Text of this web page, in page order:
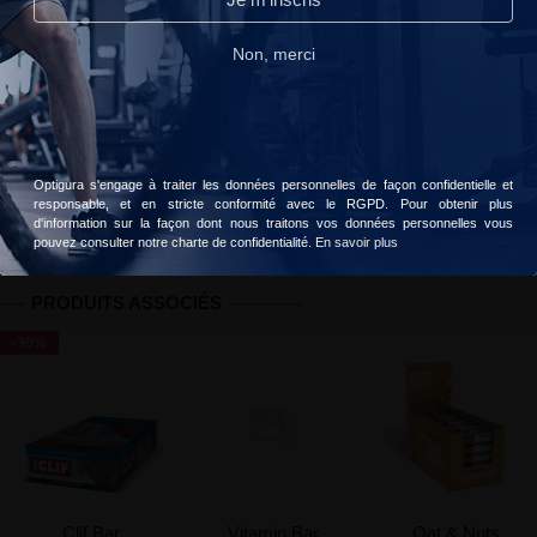
Livraison gratuite dès 49 € d'achats
Votre commande sera livrée le
Informations Avis client Valeurs nutritionnelles
Lire notre politique de confidentialité.
Accepter
Non, merci
Optigura s'engage à traiter les données personnelles de façon confidentielle et
responsable, et en stricte conformité avec le RGPD. Pour obtenir plus
d'information sur la façon dont nous traitons vos données personnelles vous
pouvez consulter notre charte de confidentialité. En savoir plus